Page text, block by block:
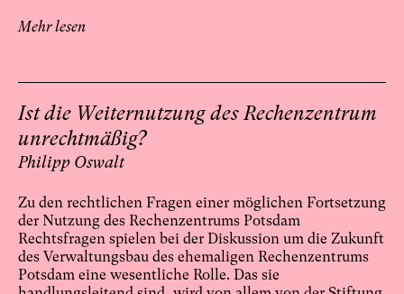
Mehr lesen
Ist die Weiternutzung des Rechenzentrum
unrechtmäßig?
Philipp Oswalt
Zu den rechtlichen Fragen einer möglichen Fortsetzung
der Nutzung des Rechenzentrums Potsdam
Rechtsfragen spielen bei der Diskussion um die Zukunft
des Verwaltungsbau des ehemaligen Rechenzentrums
Potsdam eine wesentliche Rolle. Das sie